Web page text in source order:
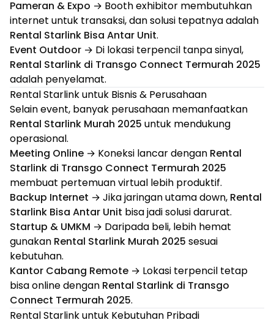
Pameran & Expo → Booth exhibitor membutuhkan
internet untuk transaksi, dan solusi tepatnya adalah
Rental Starlink Bisa Antar Unit.
Event Outdoor → Di lokasi terpencil tanpa sinyal,
Rental Starlink di Transgo Connect Termurah 2025
adalah penyelamat.
Rental Starlink untuk Bisnis & Perusahaan
Selain event, banyak perusahaan memanfaatkan
Rental Starlink Murah 2025 untuk mendukung
operasional.
Meeting Online → Koneksi lancar dengan Rental
Starlink di Transgo Connect Termurah 2025
membuat pertemuan virtual lebih produktif.
Backup Internet → Jika jaringan utama down, Rental
Starlink Bisa Antar Unit bisa jadi solusi darurat.
Startup & UMKM → Daripada beli, lebih hemat
gunakan Rental Starlink Murah 2025 sesuai
kebutuhan.
Kantor Cabang Remote → Lokasi terpencil tetap
bisa online dengan Rental Starlink di Transgo
Connect Termurah 2025.
Rental Starlink untuk Kebutuhan Pribadi